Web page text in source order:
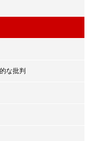
な批判